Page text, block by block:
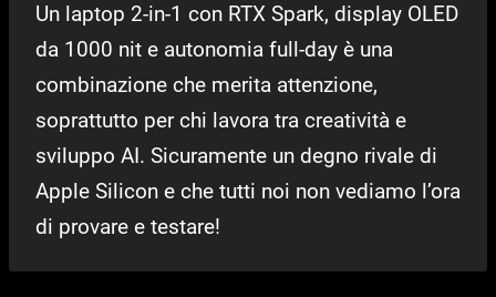
Un laptop 2-in-1 con RTX Spark, display OLED
da 1000 nit e autonomia full-day è una
combinazione che merita attenzione,
soprattutto per chi lavora tra creatività e
sviluppo AI. Sicuramente un degno rivale di
Apple Silicon e che tutti noi non vediamo l’ora
di provare e testare!